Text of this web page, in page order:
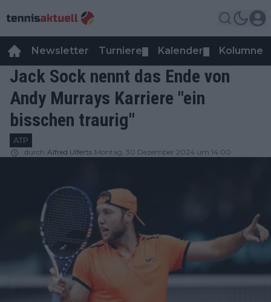
Newsletter Turniere Kalender Kolumnen
Jack Sock nennt das Ende von
Andy Murrays Karriere "ein
bisschen traurig"
ATP
durch Alfred Ulferts Montag, 30 Dezember 2024 um 14:00